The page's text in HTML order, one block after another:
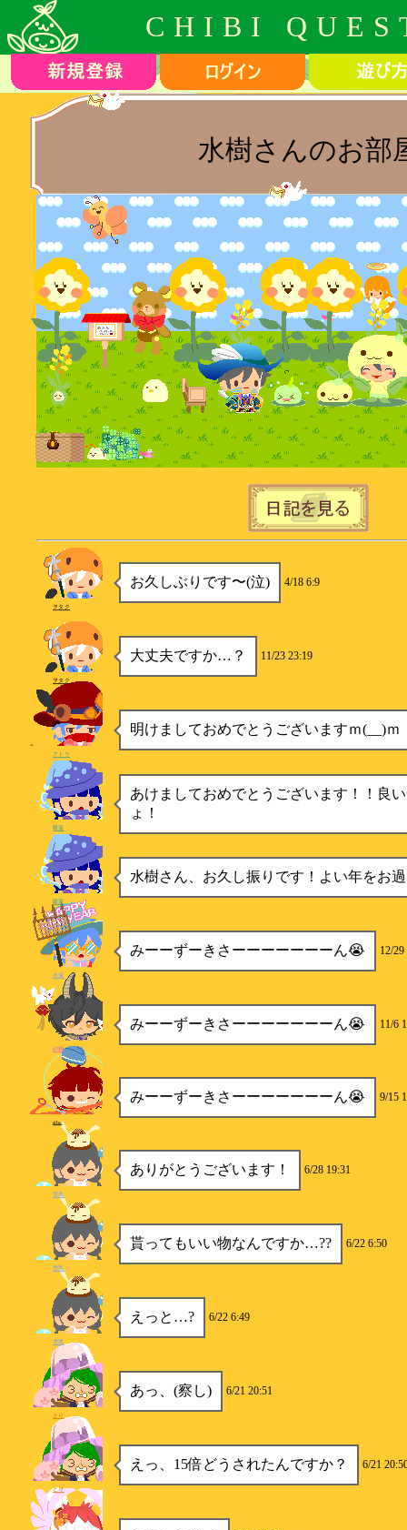
CHIBI
水樹さんのお部
お久しぶりです〜(泣) 4/18 6:9
ヲタク
大丈夫ですか…？ 11/23 23:19
ヲタク
明けましておめでとうございますｍ(__)ｍ
アトラ
あけましておめでとうございます！！良
ょ！
睡蓮
水樹さん、お久し振りです！よい年をお
睡蓮
みーーずーきさーーーーーーーん😭 12/29
永遠
みーーずーきさーーーーーーーん😭 11/6
砂糖
みーーずーきさーーーーーーーん😭 9/15
siba
ありがとうございます！ 6/28 19:31
雪兎
貰ってもいい物なんですか…?? 6/22 6:50
雪兎
えっと…? 6/22 6:49
雪兎
あっ、(察し) 6/21 20:51
とり
えっ、15倍どうされたんですか？ 6/21
とり